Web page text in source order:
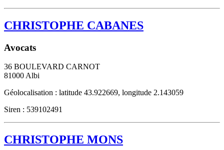
CHRISTOPHE CABANES
Avocats
36 BOULEVARD CARNOT
81000 Albi
Géolocalisation : latitude 43.922669, longitude 2.143059
Siren : 539102491
CHRISTOPHE MONS